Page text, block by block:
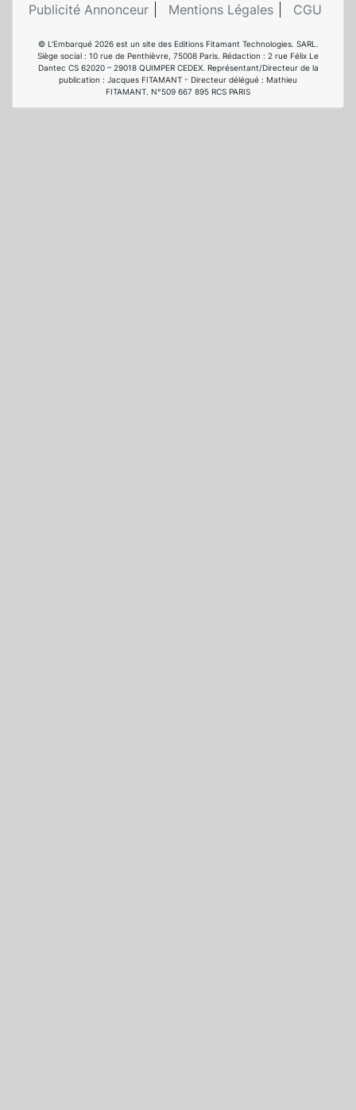
Publicité Annonceur
Mentions Légales CGU
© L'Embarqué 2026 est un site des Editions Fitamant Technologies. SARL.
Siège social : 10 rue de Penthièvre, 75008 Paris. Rédaction : 2 rue Félix Le
Dantec CS 62020 – 29018 QUIMPER CEDEX. Représentant/Directeur de la
publication : Jacques FITAMANT - Directeur délégué : Mathieu
FITAMANT. N°509 667 895 RCS PARIS